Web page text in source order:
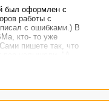
был оформлен с
работы с
с ошибками.) В
кто- то уже
пишете так, что
у меня и